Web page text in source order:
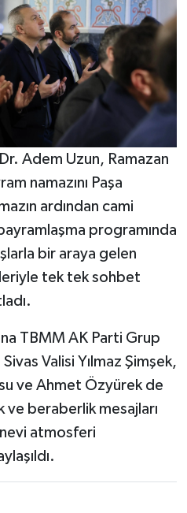
Adem Uzun, Ramazan
namazını Paşa
ardından cami
programında
bir araya gelen
tek tek sohbet
TBMM AK Parti Grup
Valisi Yılmaz Şimşek,
ve Ahmet Özyürek de
ve beraberlik mesajları
atmosferi